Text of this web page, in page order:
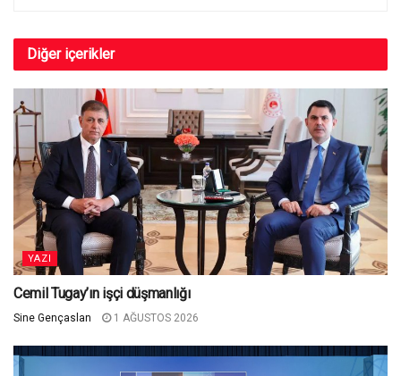
Diğer içerikler
YAZI
Cemil Tugay’ın işçi düşmanlığı
Sine Gençaslan 1 AĞUSTOS 2026